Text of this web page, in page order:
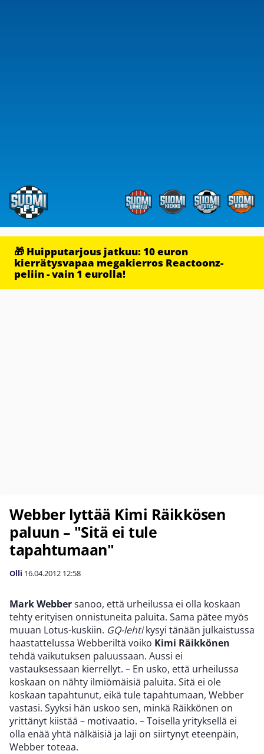
🎁 Huipputarjous jatkuu: 10 euron
kierrätysvapaa megakierros Reactoonz-
peliin - vain 1 eurolla!
Webber lyttää Kimi Räikkösen
paluun – "Sitä ei tule
tapahtumaan"
Olli 16.04.2012 12:58
Mark Webbersanoo, että urheilussa ei olla koskaan
tehty erityisen onnistuneita paluita. Sama pätee myös
muuan Lotus-kuskiin. GQ-lehtikysyi tänään julkaistussa
haastattelussa Webberiltä voiko Kimi Räikkönen
tehdä vaikutuksen paluussaan. Aussi ei
vastauksessaan kierrellyt. – En usko, että urheilussa
koskaan on nähty ilmiömäisiä paluita. Sitä ei ole
koskaan tapahtunut, eikä tule tapahtumaan, Webber
vastasi. Syyksi hän uskoo sen, minkä Räikkönen on
yrittänyt kiistää – motivaatio. – Toisella yrityksellä ei
olla enää yhtä nälkäisiä ja laji on siirtynyt eteenpäin,
Webber toteaa.